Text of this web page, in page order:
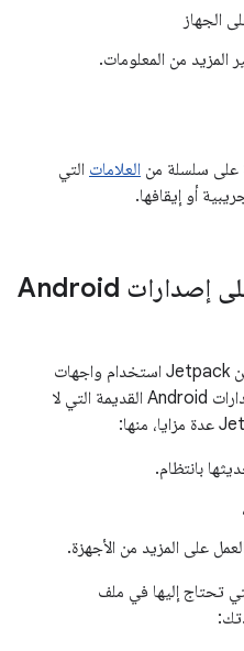
الجهاز
المزيد من المعلومات.
على سلسلة من العلامات التي
أو إيقافها.
View على إصدارات Android
من Jetpack استخدام واجهات
برمجة تطبيقات WebView على إصدارات Android القديمة التي لا
تحتاج إليها في ملف